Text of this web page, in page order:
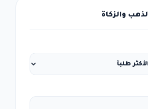
والزكاة